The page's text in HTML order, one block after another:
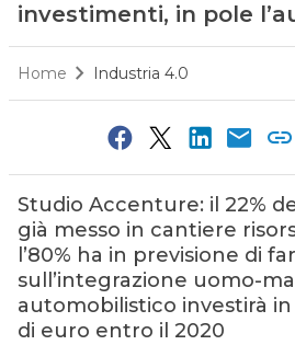
investimenti, in pole
Home Industria 4.0
Studio Accenture: il 22%
già messo in cantiere
l’80% ha in previsione di
sull’integrazione uomo-
automobilistico investirà in
di euro entro il 2020